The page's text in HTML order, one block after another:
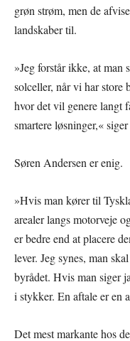
grøn strøm, men de
landskaber til.
»Jeg forstår ikke, at man
solceller, når vi har store
hvor det vil genere langt
smartere løsninger,«
Søren Andersen er enig.
»Hvis man kører til
arealer langs motorveje
er bedre end at placere
lever. Jeg synes, man
byrådet. Hvis man siger
i stykker. En aftale er en
Det mest markante hos